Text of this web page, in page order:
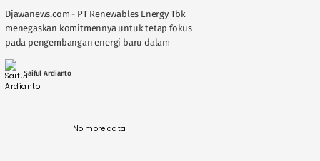
Djawanews.com - PT Renewables Energy Tbk
menegaskan komitmennya untuk tetap fokus
pada pengembangan energi baru dalam
November 2025. Perseroan menyampaikan
bahwa strategi ....
Saiful Ardianto
No more data